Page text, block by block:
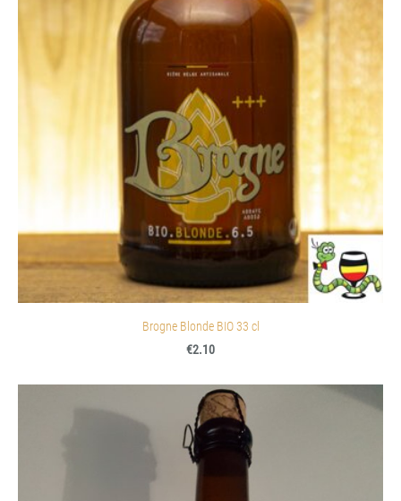
Brogne Blonde BIO 33 cl
€2.10